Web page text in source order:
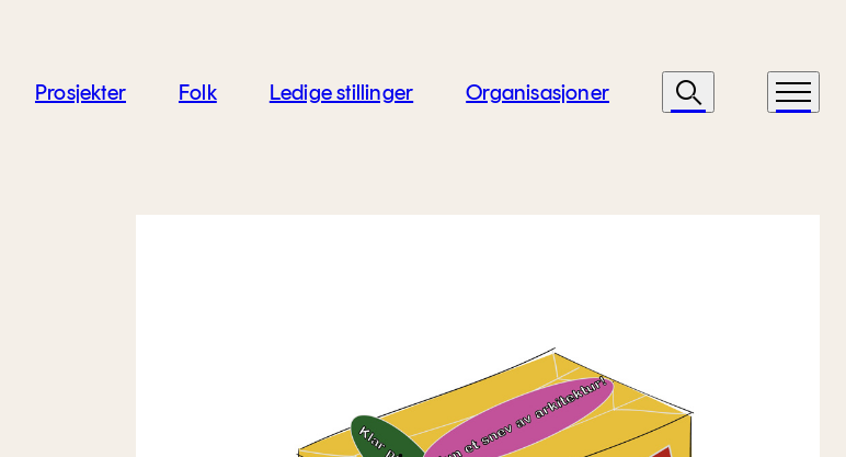
Prosjekter Folk Ledige stillinger Organisasjoner Søk Meny